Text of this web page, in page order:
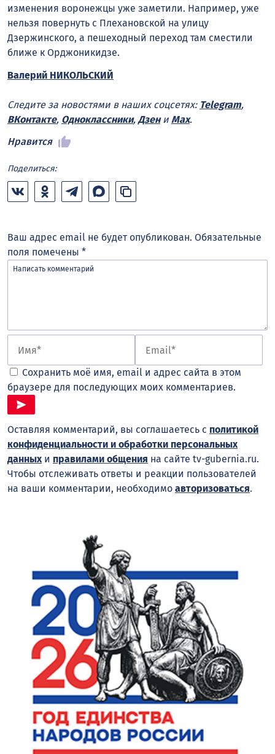
изменения воронежцы уже заметили. Например, уже
нельзя повернуть с Плехановской на улицу
Дзержинского, а пешеходный переход там сместили
ближе к Орджоникидзе.
Валерий НИКОЛЬСКИЙ
Следите за новостями в наших соцсетях: Telegram,
ВКонтакте, Одноклассники, Дзени Max.
Нравится
Поделиться:
Ваш адрес email не будет опубликован. Обязательные
поля помечены *
Сохранить моё имя, email и адрес сайта в этом
браузере для последующих моих комментариев.
Оставляя комментарий, вы соглашаетесь с политикой
конфиденциальности и обработки персональных
данныхи правилами общения на сайте tv-gubernia.ru.
Чтобы отслеживать ответы и реакции пользователей
на ваши комментарии, необходимо авторизоваться.